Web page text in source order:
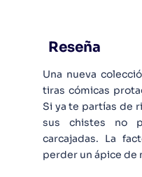
Reseña
Una nueva
tiras cómicas
Si ya te partías de
sus chistes no
carcajadas. La
perder un ápice de